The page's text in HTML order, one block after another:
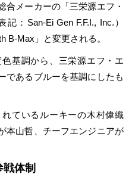
メーカーの「三栄源エフ・
：San-Ei Gen F.F.I., Inc.）
B-Max」と変更される。
基調から、三栄源エフ・エ
であるブルーを基調にしたも
ているルーキーの⽊村偉織
本山哲、チーフエンジニアが
体制